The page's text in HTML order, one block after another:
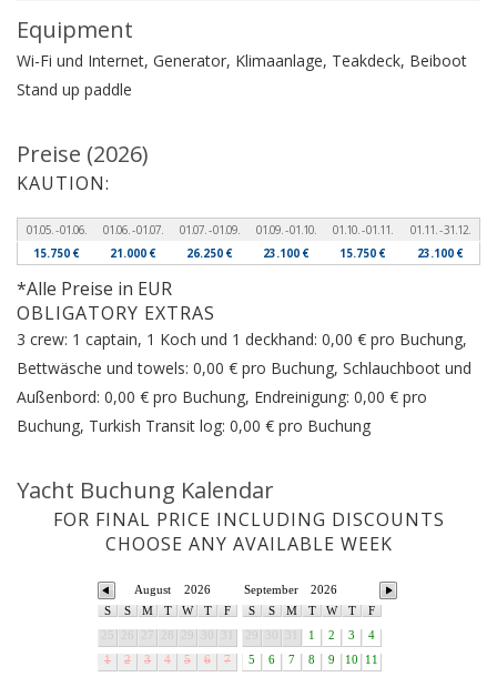
Equipment
Wi-Fi und Internet, Generator, Klimaanlage, Teakdeck, Beiboot
Stand up paddle
Preise (2026)
KAUTION:
01.05. - 01.06. 01.06. - 01.07. 01.07. - 01.09. 01.09. - 01.10. 01.10. - 01.11.
01.11. - 31.12.
15.750 €
21.000 € 26.250 € 23.100 € 15.750 € 23.100 €
*Alle Preise in EUR
OBLIGATORY EXTRAS
3 crew: 1 captain, 1 Koch und 1 deckhand: 0,00 € pro Buchung,
Bettwäsche und towels: 0,00 € pro Buchung, Schlauchboot und
Außenbord: 0,00 € pro Buchung, Endreinigung: 0,00 € pro
Buchung, Turkish Transit log: 0,00 € pro Buchung
Yacht Buchung Kalendar
FOR FINAL PRICE INCLUDING DISCOUNTS
CHOOSE ANY AVAILABLE WEEK
2026
August
S
S M T W T
F
1
2 3 4 5 6
7
2026
September
S
S M T W T
F
1 2 3
4
5
6 7 8 9 10
11